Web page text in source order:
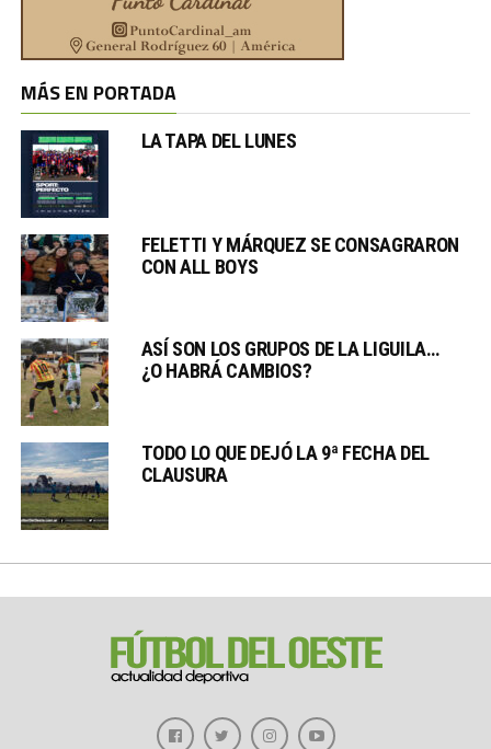
MÁS EN PORTADA
LA TAPA DEL LUNES
FELETTI Y MÁRQUEZ SE CONSAGRARON
CON ALL BOYS
ASÍ SON LOS GRUPOS DE LA LIGUILA…
¿O HABRÁ CAMBIOS?
TODO LO QUE DEJÓ LA 9ª FECHA DEL
CLAUSURA